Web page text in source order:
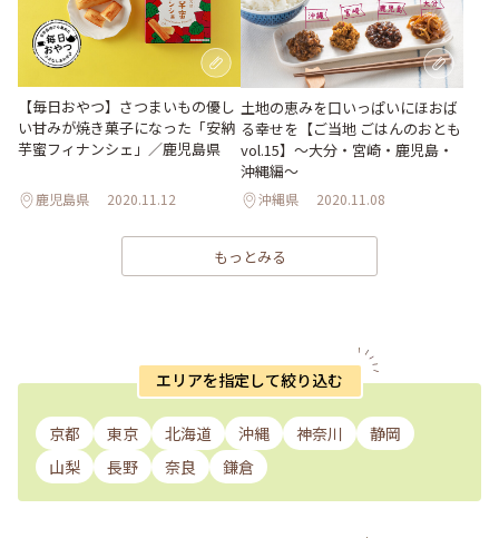
【毎日おやつ】さつまいもの優し
い甘みが焼き菓子になった「安納
芋蜜フィナンシェ」／鹿児島県
鹿児島県 2020.11.12
土地の恵みを口いっぱいにほおば
る幸せを【ご当地 ごはんのおとも
vol.15】〜大分・宮崎・鹿児島・
沖縄編〜
沖縄県 2020.11.08
もっとみる
エリアを指定して絞り込む
京都 東京 北海道 沖縄 神奈川
静岡
山梨
長野 奈良 鎌倉